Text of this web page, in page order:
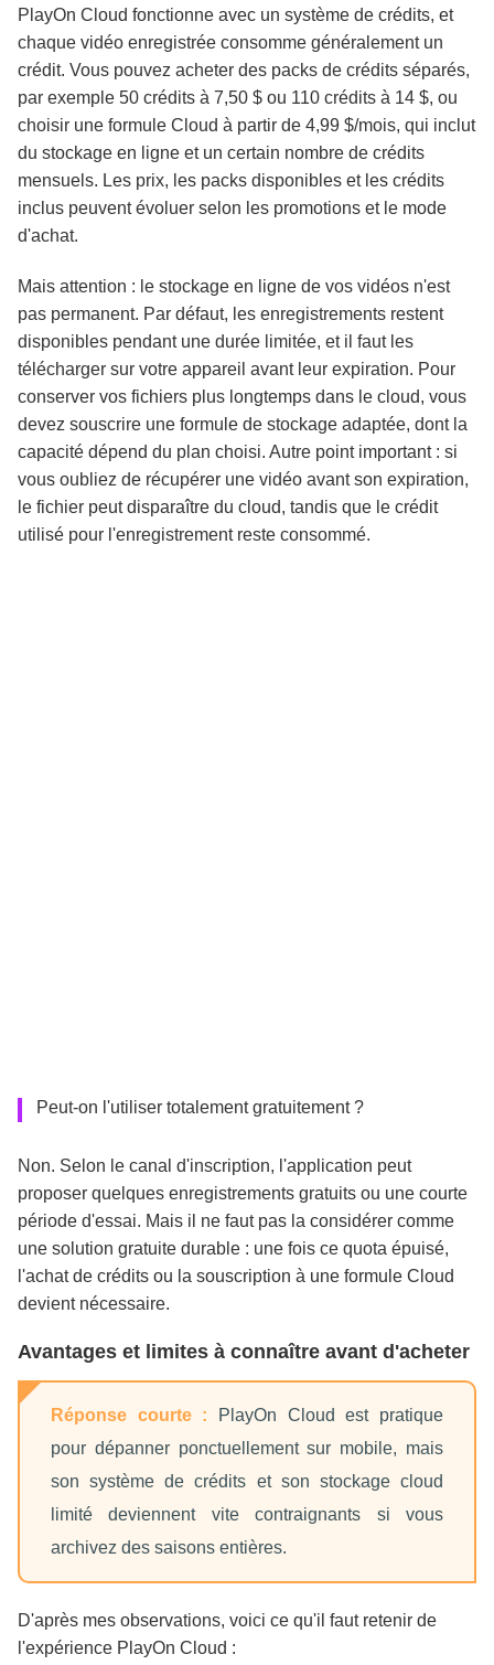
PlayOn Cloud fonctionne avec un système de crédits, et
chaque vidéo enregistrée consomme généralement un
crédit. Vous pouvez acheter des packs de crédits séparés,
par exemple 50 crédits à 7,50 $ ou 110 crédits à 14 $, ou
choisir une formule Cloud à partir de 4,99 $/mois, qui inclut
du stockage en ligne et un certain nombre de crédits
mensuels. Les prix, les packs disponibles et les crédits
inclus peuvent évoluer selon les promotions et le mode
d'achat.
Mais attention : le stockage en ligne de vos vidéos n'est
pas permanent. Par défaut, les enregistrements restent
disponibles pendant une durée limitée, et il faut les
télécharger sur votre appareil avant leur expiration. Pour
conserver vos fichiers plus longtemps dans le cloud, vous
devez souscrire une formule de stockage adaptée, dont la
capacité dépend du plan choisi. Autre point important : si
vous oubliez de récupérer une vidéo avant son expiration,
le fichier peut disparaître du cloud, tandis que le crédit
utilisé pour l'enregistrement reste consommé.
Peut-on l'utiliser totalement gratuitement ?
Non. Selon le canal d'inscription, l'application peut
proposer quelques enregistrements gratuits ou une courte
période d'essai. Mais il ne faut pas la considérer comme
une solution gratuite durable : une fois ce quota épuisé,
l'achat de crédits ou la souscription à une formule Cloud
devient nécessaire.
Avantages et limites à connaître avant d'acheter
Réponse courte : PlayOn Cloud est pratique
pour dépanner ponctuellement sur mobile, mais
son système de crédits et son stockage cloud
limité deviennent vite contraignants si vous
archivez des saisons entières.
D'après mes observations, voici ce qu'il faut retenir de
l'expérience PlayOn Cloud :